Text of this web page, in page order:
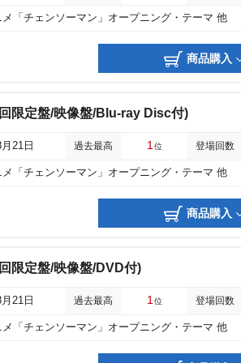
「チェンソーマン」オープニング・テーマ 他
商品購入
限定盤/映像盤/Blu-ray Disc付)
21日 過去最高 1 位 登場回数
「チェンソーマン」オープニング・テーマ 他
商品購入
限定盤/映像盤/DVD付)
21日 過去最高 1 位 登場回数
「チェンソーマン」オープニング・テーマ 他